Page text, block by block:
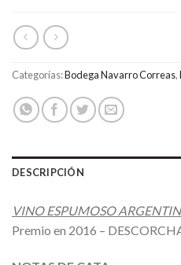
Categorías:Bodega Navarro Correas,
DESCRIPCIÓN
VINO ESPUMOSO
Premio en 2016 –